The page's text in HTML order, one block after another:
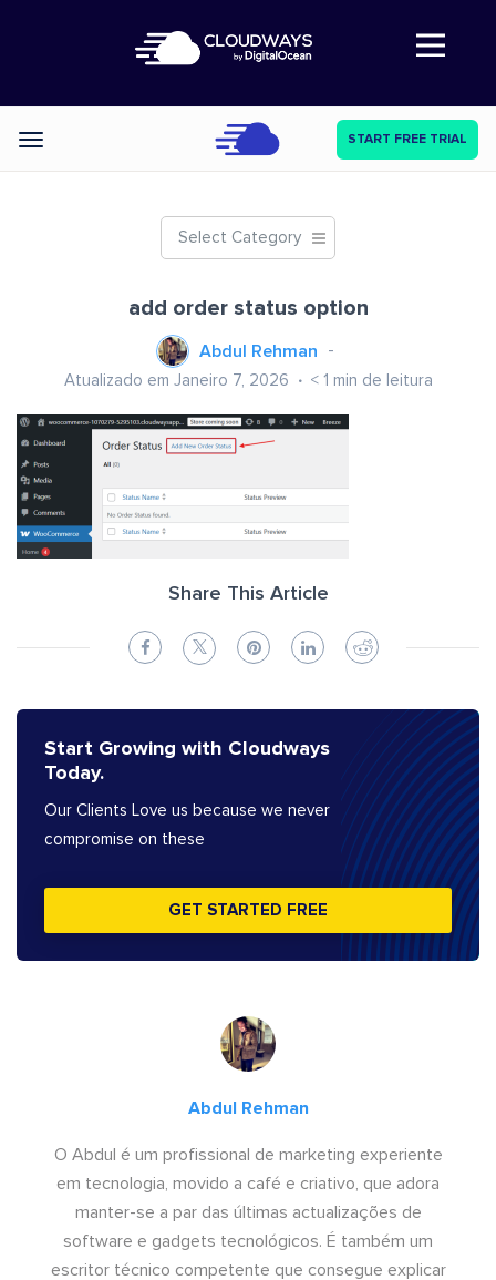
Abre a navegação
Categories START FREE TRIAL
Select Category
add order status option
Abdul Rehman
Atualizado em Janeiro 7, 2026 < 1 min de leitura
Share This Article
Start Growing with Cloudways
Today.
Our Clients Love us because we never
compromise on these
GET STARTED FREE
Abdul Rehman
O Abdul é um profissional de marketing experiente
em tecnologia, movido a café e criativo, que adora
manter-se a par das últimas actualizações de
software e gadgets tecnológicos. É também um
escritor técnico competente que consegue explicar